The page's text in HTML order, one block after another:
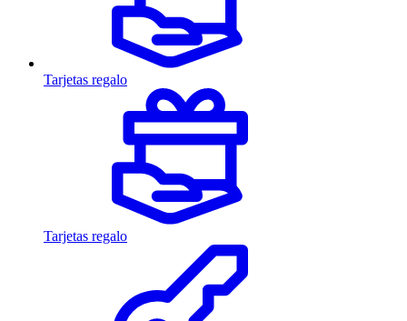
Tarjetas regalo
Tarjetas regalo